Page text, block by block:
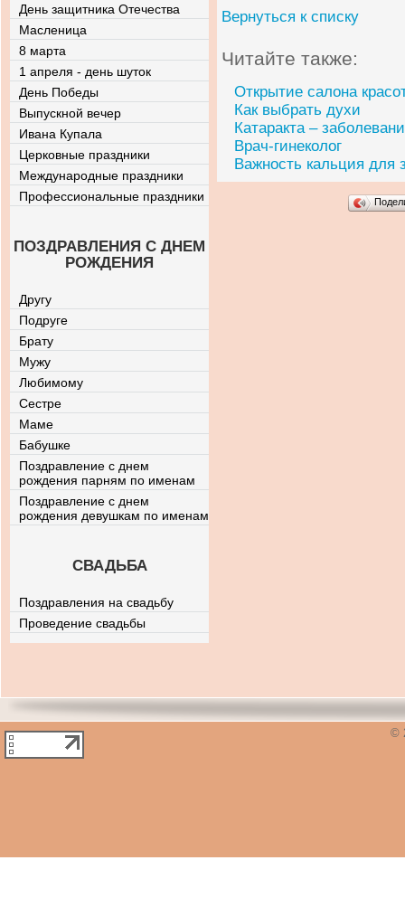
Вернуться к списку
Читайте также:
Открытие салона
Как выбрать духи
Катаракта –
Врач-гинеколог
Важность кальция для
День защитника Отечества
Масленица
8 марта
1 апреля - день шуток
День Победы
Выпускной вечер
Ивана Купала
Церковные праздники
Международные праздники
Профессиональные праздники
ПОЗДРАВЛЕНИЯ С ДНЕМ
РОЖДЕНИЯ
Другу
Подруге
Брату
Мужу
Любимому
Сестре
Маме
Бабушке
Поздравление с днем
рождения парням по именам
Поздравление с днем
рождения девушкам по именам
СВАДЬБА
Поздравления на свадьбу
Проведение свадьбы
©